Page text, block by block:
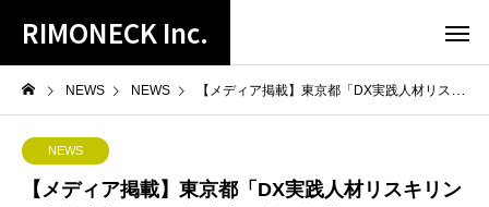
RIMONECK Inc.
NEWS NEWS 【メディア掲載】東京都「DX実践人材リスキリング支援事業」2025年度事例集に掲載されました
NEWS
【メディア掲載】東京都「DX実践人材リスキリン